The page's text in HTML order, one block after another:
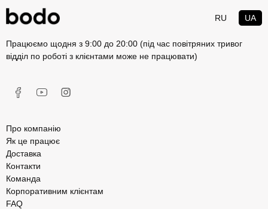
RU UA
Працюємо щодня з 9:00 до 20:00 (під час повітряних тривог
відділ по роботі з клієнтами може не працювати)
Про компанію
Як це працює
Доставка
Контакти
Команда
Корпоративним клієнтам
FAQ